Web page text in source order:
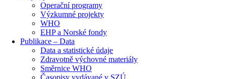
Operační programy
Výzkumné projekty
WHO
EHP a Norské fondy
Publikace – Data
Data a statistické údaje
Zdravotně výchovné materiály
Směrnice WHO
Časopisy vydávané v SZÚ